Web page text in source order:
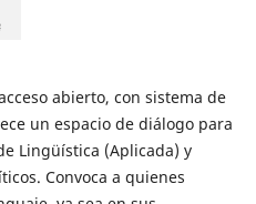
abierto, con sistema de
un espacio de diálogo para
Lingüística (Aplicada) y
Convoca a quienes